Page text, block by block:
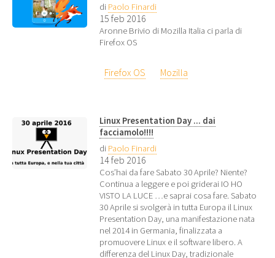
di Paolo Finardi
15 feb 2016
Aronne Brivio di Mozilla Italia ci parla di
Firefox OS
Firefox OS Mozilla
Linux Presentation Day ... dai
facciamolo!!!!
di Paolo Finardi
14 feb 2016
Cos’hai da fare Sabato 30 Aprile? Niente?
Continua a leggere e poi griderai IO HO
VISTO LA LUCE …e saprai cosa fare. Sabato
30 Aprile si svolgerà in tutta Europa il Linux
Presentation Day, una manifestazione nata
nel 2014 in Germania, finalizzata a
promuovere Linux e il software libero. A
differenza del Linux Day, tradizionale